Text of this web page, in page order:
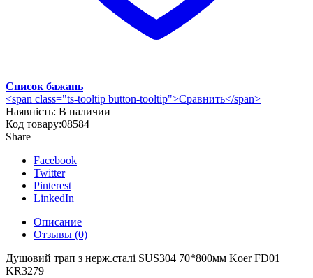
Список бажань
<span class="ts-tooltip button-tooltip">Сравнить</span>
Наявність: В наличии
Код товару:08584
Share
Facebook
Twitter
Pinterest
LinkedIn
Описание
Отзывы (0)
Душовий трап з нерж.сталі SUS304 70*800мм Koer FD01
KR3279